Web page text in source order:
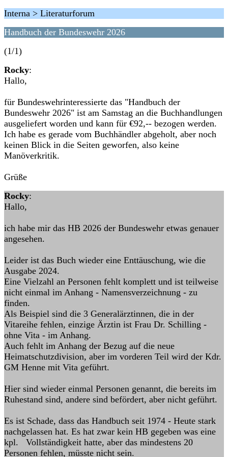
Interna > Literaturforum
Handbuch der Bundeswehr 2026
(1/1)
Rocky:
Hallo,
für Bundeswehrinteressierte das "Handbuch der
Bundeswehr 2026" ist am Samstag an die Buchhandlungen
ausgeliefert worden und kann für €92,-- bezogen werden.
Ich habe es gerade vom Buchhändler abgeholt, aber noch
keinen Blick in die Seiten geworfen, also keine
Manöverkritik.
Grüße
Rocky:
Hallo,
ich habe mir das HB 2026 der Bundeswehr etwas genauer
angesehen.
Leider ist das Buch wieder eine Enttäuschung, wie die
Ausgabe 2024.
Eine Vielzahl an Personen fehlt komplett und ist teilweise
nicht einmal im Anhang - Namensverzeichnung - zu
finden.
Als Beispiel sind die 3 Generalärztinnen, die in der
Vitareihe fehlen, einzige Ärztin ist Frau Dr. Schilling -
ohne Vita - im Anhang.
Auch fehlt im Anhang der Bezug auf die neue
Heimatschutzdivision, aber im vorderen Teil wird der Kdr.
GM Henne mit Vita geführt.
Hier sind wieder einmal Personen genannt, die bereits im
Ruhestand sind, andere sind befördert, aber nicht geführt.
Es ist Schade, dass das Handbuch seit 1974 - Heute stark
nachgelassen hat. Es hat zwar kein HB gegeben was eine
kpl. Vollständigkeit hatte, aber das mindestens 20
Personen fehlen, müsste nicht sein.